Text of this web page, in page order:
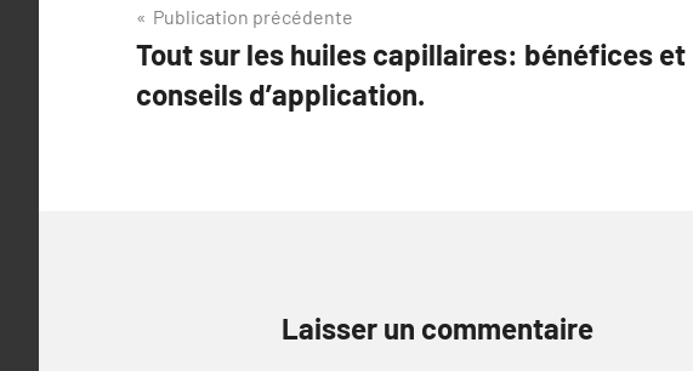
Navigation
de
l’article
Publication précédente
Tout sur les huiles capillaires: bénéfices et
conseils d’application.
Laisser un commentaire